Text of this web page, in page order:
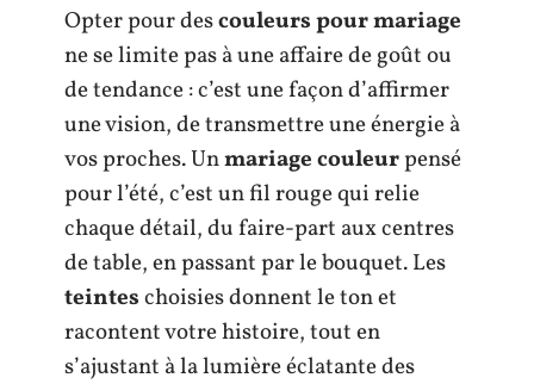
Opter pour descouleurs pour mariage
ne se limite pas à une affaire de goût ou
de tendance : c’est une façon d’affirmer
une vision, de transmettre une énergie à
vos proches. Unmariage couleurpensé
pour l’été, c’est un fil rouge qui relie
chaque détail, du faire-part aux centres
de table, en passant par le bouquet. Les
teinteschoisies donnent le ton et
racontent votre histoire, tout en
s’ajustant à la lumière éclatante des